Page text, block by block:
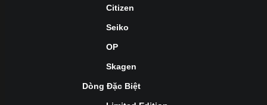
Citizen
Seiko
OP
Skagen
Dòng Đặc Biệt